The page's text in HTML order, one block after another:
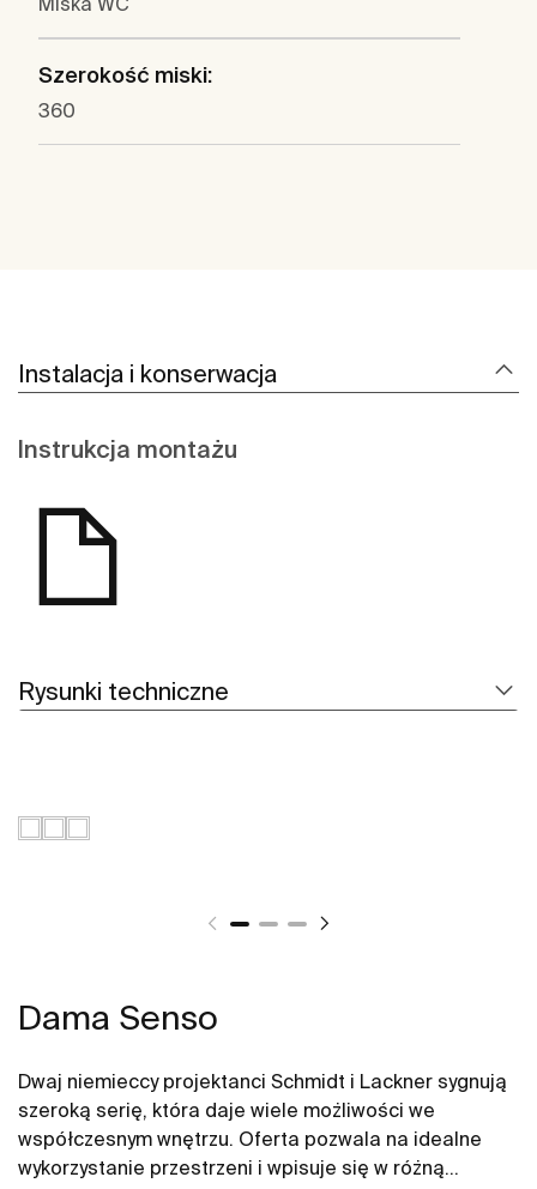
Szerokość miski:
360
Instalacja i konserwacja
Instrukcja montażu
Rysunki techniczne
Dama Senso
Dwaj niemieccy projektanci Schmidt i Lackner sygnują
szeroką serię, która daje wiele możliwości we
współczesnym wnętrzu. Oferta pozwala na idealne
wykorzystanie przestrzeni i wpisuje się w różną